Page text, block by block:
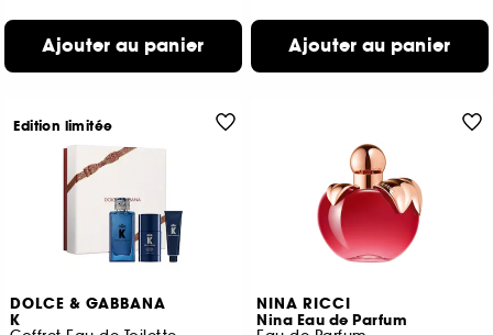
Ajouter au panier Ajouter au panier
DOLCE & GABBANA
K
Edition limitée
NINA RICCI
Nina Eau de Parfum